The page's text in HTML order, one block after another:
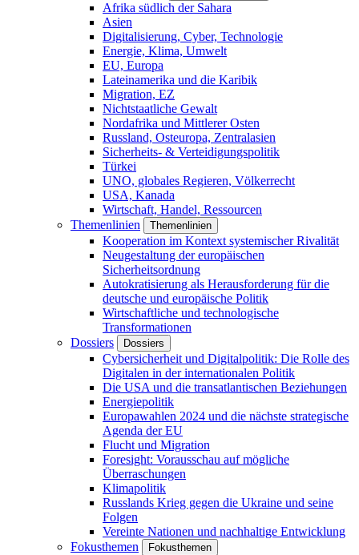
Afrika südlich der Sahara
Asien
Digitalisierung, Cyber, Technologie
Energie, Klima, Umwelt
EU, Europa
Lateinamerika und die Karibik
Migration, EZ
Nichtstaatliche Gewalt
Nordafrika und Mittlerer Osten
Russland, Osteuropa, Zentralasien
Sicherheits- & Verteidigungspolitik
Türkei
UNO, globales Regieren, Völkerrecht
USA, Kanada
Wirtschaft, Handel, Ressourcen
Themenlinien
Themenlinien
Kooperation im Kontext systemischer Rivalität
Neugestaltung der europäischen
Sicherheitsordnung
Autokratisierung als Herausforderung für die
deutsche und europäische Politik
Wirtschaftliche und technologische
Transformationen
Dossiers
Dossiers
Cybersicherheit und Digitalpolitik: Die Rolle des
Digitalen in der internationalen Politik
Die USA und die transatlantischen Beziehungen
Energiepolitik
Europawahlen 2024 und die nächste strategische
Agenda der EU
Flucht und Migration
Foresight: Vorausschau auf mögliche
Überraschungen
Klimapolitik
Russlands Krieg gegen die Ukraine und seine
Folgen
Vereinte Nationen und nachhaltige Entwicklung
Fokusthemen
Fokusthemen